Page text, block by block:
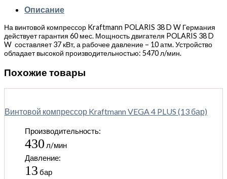
Описание
На винтовой компрессор Kraftmann POLARIS 38 D W Германия
действует гарантия 60 мес. Мощность двигателя POLARIS 38 D
W составляет 37 кВт, а рабочее давление – 10 атм. Устройство
обладает высокой производительностью: 5470 л/мин.
Похожие товары
Винтовой компрессор Kraftmann VEGA 4 PLUS (13 бар)
Производительность:
430 л/мин
Давление:
13 бар